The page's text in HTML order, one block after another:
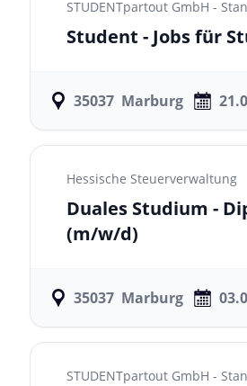
STUDENTpartout GmbH -
Student - Jobs für
35037 Marburg
Hessische Steuerverwaltung
Duales Studium -
(m/w/d)
35037 Marburg
STUDENTpartout GmbH -